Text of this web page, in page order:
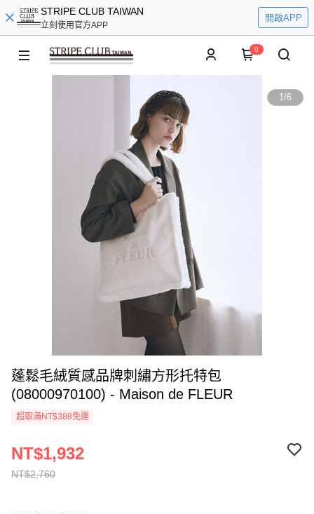
STRIPE CLUB TAIWAN
立刻使用官方APP
開啟APP
0
1/6
蓬鬆毛絨質感品牌刺繡方形托特包
(08000970100) - Maison de FLEUR
超取滿NT$388免運
NT$2,760
NT$1,932